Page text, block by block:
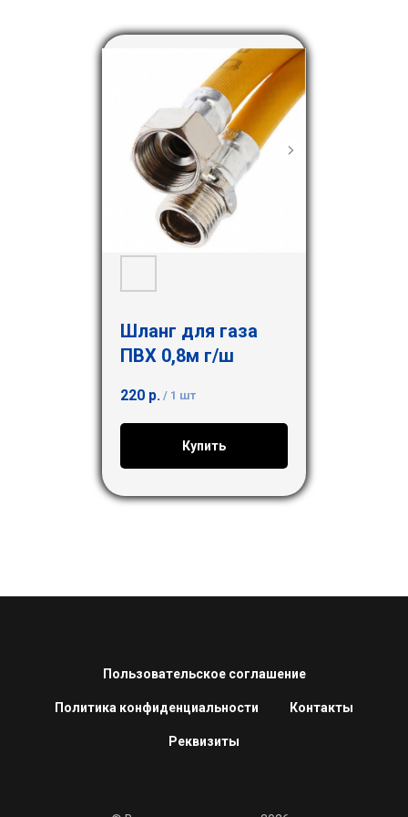
Шланг для газа
ПВХ 0,8м г/ш
220 р. / 1 шт
Купить
Пользовательское соглашение
Политика конфиденциальности Контакты
Реквизиты